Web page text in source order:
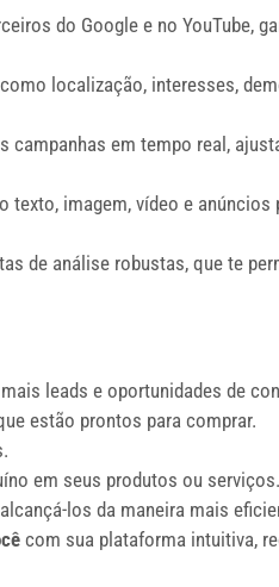
do Google e no YouTube,
localização, interesses,
campanhas em tempo real,
texto, imagem, vídeo e
de análise robustas, que te
leads e oportunidades de
estão prontos para comprar.
em seus produtos ou serviços.
los da maneira mais
com sua plataforma intuitiva,